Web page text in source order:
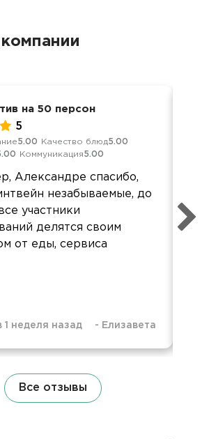
на 50 персон
5
5.00 Качество блюд5.00
Коммуникация5.00
Александре спасибо,
незабываемые, до
участники
делятся своим
от еды, сервиса
1 неделя назад - Елизавета
Все отзывы